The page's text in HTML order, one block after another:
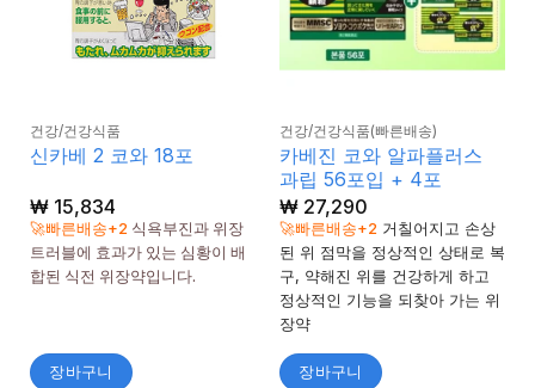
건강/건강식품
신카베 2 코와 18포
₩15,834
🚀빠른배송+2 식욕부진과 위장
트러블에 효과가 있는 심황이 배
합된 식전 위장약입니다.
장바구니
건강/건강식품(빠른배송)
카베진 코와 알파플러스
과립 56포입 + 4포
₩27,290
🚀빠른배송+2 거칠어지고 손상
된 위 점막을 정상적인 상태로 복
구, 약해진 위를 건강하게 하고
정상적인 기능을 되찾아 가는 위
장약
장바구니